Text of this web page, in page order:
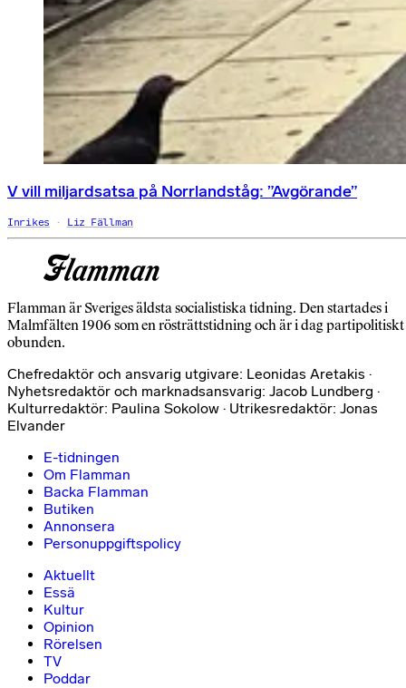
V vill miljardsatsa på Norrlandståg: ”Avgörande”
Inrikes Liz Fällman
Flamman är Sveriges äldsta socialistiska tidning. Den startades i
Malmfälten 1906 som en rösträttstidning och är i dag partipolitiskt
obunden.
Chefredaktör och ansvarig utgivare: Leonidas Aretakis ·
Nyhetsredaktör och marknadsansvarig: Jacob Lundberg ·
Kulturredaktör: Paulina Sokolow · Utrikesredaktör: Jonas
Elvander
E-tidningen
Om Flamman
Backa Flamman
Butiken
Annonsera
Personuppgiftspolicy
Aktuellt
Essä
Kultur
Opinion
Rörelsen
TV
Poddar